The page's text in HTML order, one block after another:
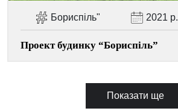
Бориспіль" 2021 р.
Проект будинку “Бориспіль”
Показати ще